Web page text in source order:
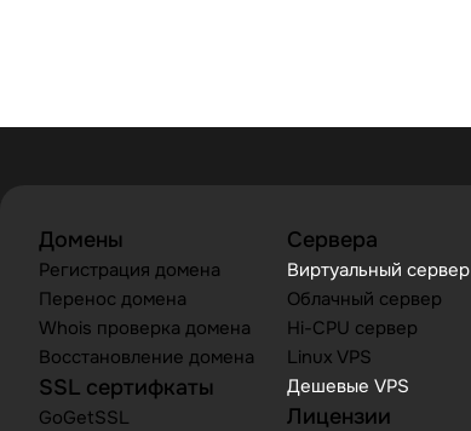
Домены
Регистрация домена
Перенос домена
Whois проверка домена
Восстановление домена
SSL сертифкаты
GoGetSSL
Сервера
Виртуальный сервер
Облачный сервер
Hi-CPU сервер
Linux VPS
Дешевые VPS
Лицензии